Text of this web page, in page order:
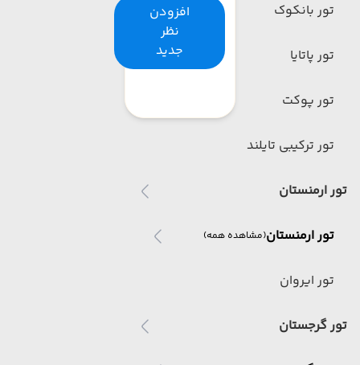
تور بانکوک
تور پاتایا
تور پوکت
تور ترکیبی تایلند
تور ارمنستان
تور ارمنستان(مشاهده همه)
تور ایروان
تور گرجستان
افزودن
نظر
جدید